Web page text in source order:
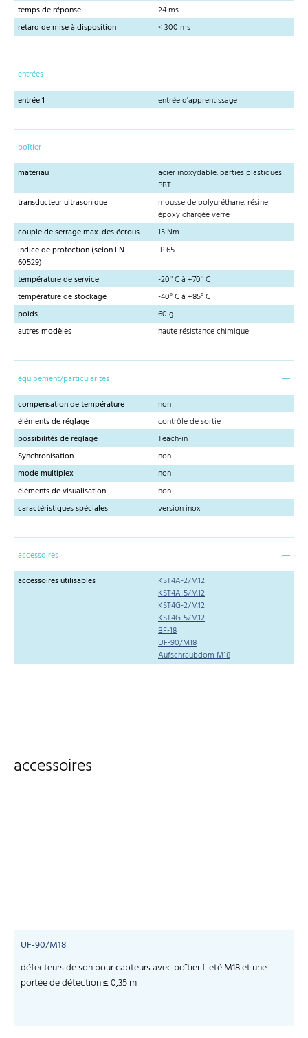
temps de réponse
24 ms
retard de mise à disposition
< 300 ms
entrées
entrée 1
entrée d'apprentissage
boîtier
matériau
acier inoxydable, parties plastiques :
PBT
transducteur ultrasonique
mousse de polyuréthane, résine
époxy chargée verre
couple de serrage max. des écrous
15 Nm
indice de protection (selon EN
60529)
IP 65
température de service
-20° C à +70° C
température de stockage
-40° C à +85° C
poids
60 g
autres modèles
haute résistance chimique
équipement/particularités
compensation de température
non
éléments de réglage
contrôle de sortie
possibilités de réglage
Teach-in
Synchronisation
non
mode multiplex
non
éléments de visualisation
non
caractéristiques spéciales
version inox
accessoires
accessoires utilisables
KST4A-2/M12
KST4A-5/M12
KST4G-2/M12
KST4G-5/M12
BF-18
UF-90/M18
Aufschraubdom M18
accessoires
UF-90/M18
défecteurs de son pour capteurs avec boîtier fileté M18 et une
portée de détection ≤ 0,35 m